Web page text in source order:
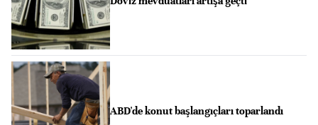
ABD'de konut başlangıçları toparlandı